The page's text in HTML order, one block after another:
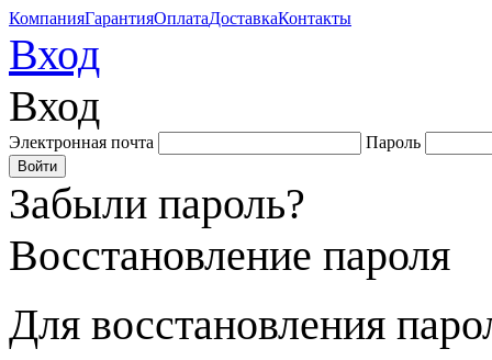
КомпанияГарантияОплатаДоставкаКонтакты
Вход
Вход
Электронная почта Пароль
Забыли пароль?
Восстановление пароля
Для восстановления